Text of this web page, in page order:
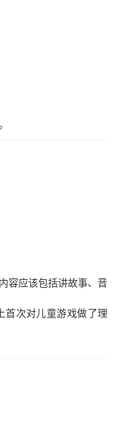
容应该包括讲故事、音
首次对儿童游戏做了理